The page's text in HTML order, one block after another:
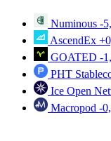
Numinous -
AscendEx
GOATED -
PHT
Ice Open
Macropod -